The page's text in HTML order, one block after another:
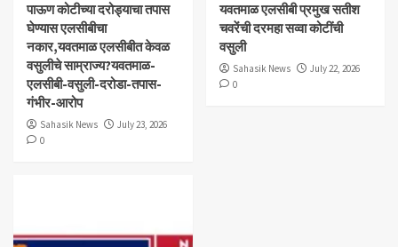
पाऊण कोटीच्या दरोड्याचा तपास
घेण्यास एलसीबीचा
नकार,यवतमाळ एलसीबीत केवळ
वसुलीचे साम्राज्य?यवतमाळ-
एलसीबी-वसुली-दरोडा-तपास-
गंभीर-आरोप
Sahasik News
July 23, 2026
0
यवतमाळ एलसीबी प्रमुख सतीश
चवरेंची दरमहा सव्वा कोटींची
वसुली
Sahasik News
July 22, 2026
0